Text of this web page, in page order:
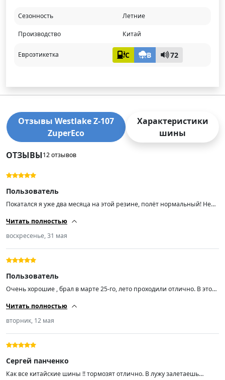
Сезонность Летние
Производство Китай
Евроэтикетка C B 72
Отзывы Westlake Z-107
ZuperEco
Характеристики
шины
ОТЗЫВЫ12 отзывов
Пользователь
Покатался я уже два месяца на этой резине, полёт нормальный! Не
отлично, мокрая трасса — также. Далее посмотрим, на сколько
Читать полностью
воскресенье, 31 мая
Пользователь
Очень хорошие , брал в марте 25-го, лето проходили отлично. В этом
новое. Спасибо!!!
Читать полностью
вторник, 12 мая
Сергей панченко
Как все китайские шины !! тормозят отлично. В лужу залетаешь